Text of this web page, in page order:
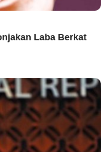
Laba Berkat